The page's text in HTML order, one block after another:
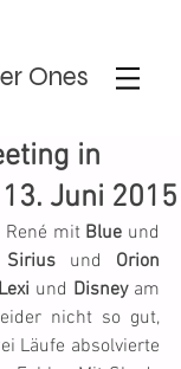
Ones
in
Juni 2015
René mit Blue
Sirius und Orion
Lexi und Disney am
nicht so gut,
Läufe absolvierte